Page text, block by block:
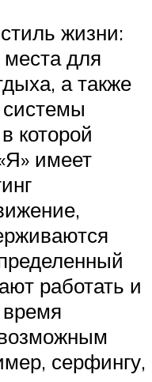
жизни:
места для
а также
которой
имеет
работать и
серфингу,